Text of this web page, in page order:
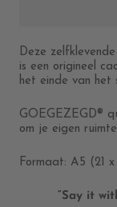
Deze
is een origineel
het einde van het
GOEGEZEGD®
om je eigen
Formaat: A5 (21 x
“Say it